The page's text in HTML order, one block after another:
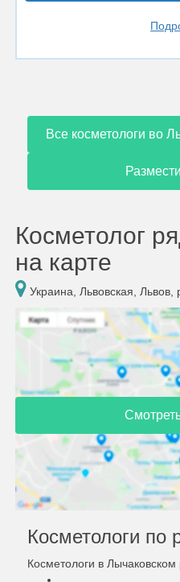
Все косметологи во
Косметолог
на карте
Украина, Львовская, Львов,
Косметологи по
Косметологи в Лычаковском